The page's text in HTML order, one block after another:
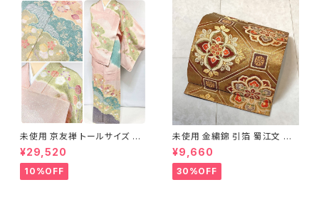
未使用 京友禅 トールサイズ 染
め分け 金彩 訪問着 袷 正絹 ピ
ンク 黄緑 紫 黄色 1438
¥29,520
10%OFF
未使用 金繍錦 引箔 蜀江文 唐
織 華紋 袋帯 正絹 金糸 ゴール
ド 赤 紫 710
¥9,660
30%OFF